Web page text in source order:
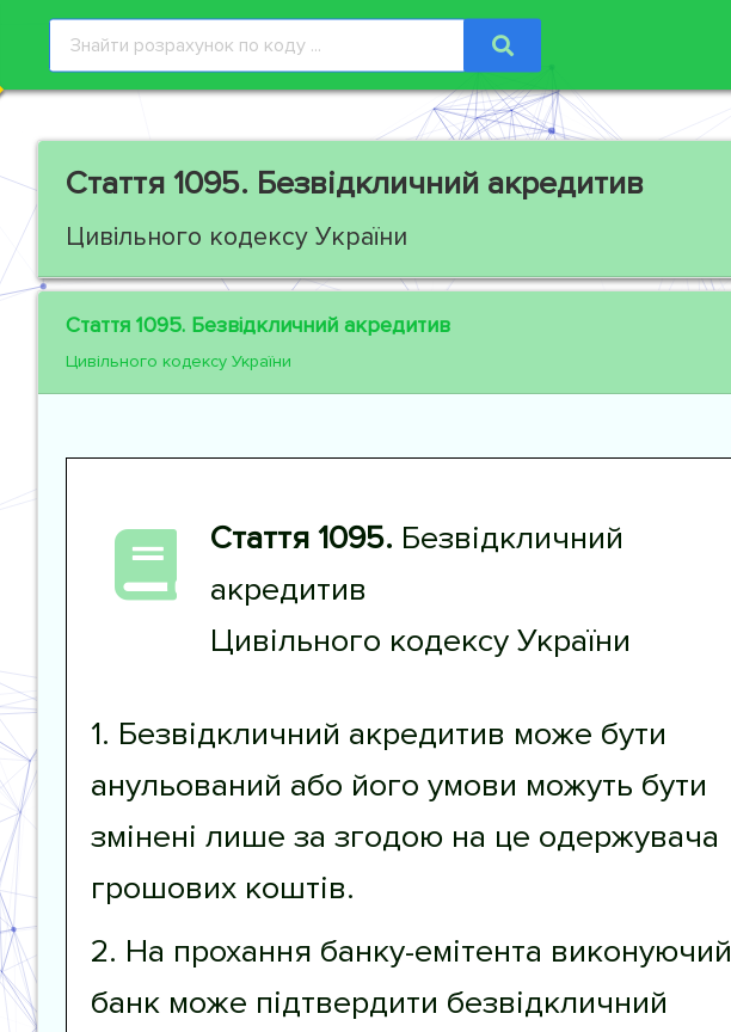
Стаття 1095. Безвідкличний акредитив
Цивільного кодексу України
Стаття 1095.Безвідкличний акредитив
Цивільного кодексу України
Стаття 1095. Безвідкличний
акредитив
Цивільного кодексу України
1. Безвідкличний акредитив може бути
анульований або його умови можуть бути
змінені лише за згодою на це одержувача
грошових коштів.
2. На прохання банку-емітента виконуючий
банк може підтвердити безвідкличний